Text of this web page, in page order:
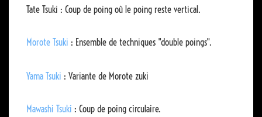
Tate Tsuki : Coup de poing où le poing reste vertical.
Morote Tsuki : Ensemble de techniques "double poings".
Yama Tsuki : Variante de Morote zuki
Mawashi Tsuki : Coup de poing circulaire.